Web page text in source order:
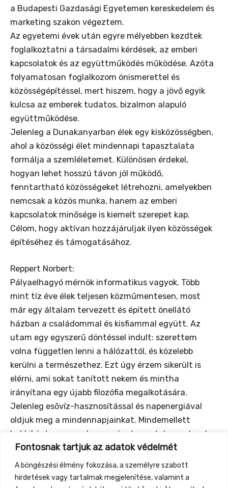
Fontosnak tartjuk az adatok védelmét
A böngészési élmény fokozása, a személyre szabott
hirdetések vagy tartalmak megjelenítése, valamint a
a Budapesti Gazdasági Egyetemen kereskedelem és
marketing szakon végeztem.
Az egyetemi évek után egyre mélyebben kezdtek
foglalkoztatni a társadalmi kérdések, az emberi
kapcsolatok és az együttműködés működése. Azóta
folyamatosan foglalkozom önismerettel és
közösségépítéssel, mert hiszem, hogy a jövő egyik
kulcsa az emberek tudatos, bizalmon alapuló
együttműködése.
Jelenleg a Dunakanyarban élek egy kisközösségben,
ahol a közösségi élet mindennapi tapasztalata
formálja a szemléletemet. Különösen érdekel,
hogyan lehet hosszú távon jól működő,
fenntartható közösségeket létrehozni, amelyekben
nemcsak a közös munka, hanem az emberi
kapcsolatok minősége is kiemelt szerepet kap.
Célom, hogy aktívan hozzájáruljak ilyen közösségek
építéséhez és támogatásához.
Reppert Norbert:
Pályaelhagyó mérnök informatikus vagyok. Több
mint tíz éve élek teljesen közműmentesen, most
már egy általam tervezett és épített önellátó
házban a családommal és kisfiammal együtt. Az
utam egy egyszerű döntéssel indult: szerettem
volna független lenni a hálózattól, és közelebb
kerülni a természethez. Ezt úgy érzem sikerült is
elérni, ami sokat tanított nekem és mintha
irányítana egy újabb filozófia megalkotására.
Jelenleg esővíz-hasznosítással és napenergiával
oldjuk meg a mindennapjainkat. Mindemellett
hobbiként egy napelemes céget vezetek, amelynek
köszönhetően több mint ezer autonóm rendszer
működik már országszerte – köztük a Krisna-
völgyben is, ahol energiájuk nagy részét a mi